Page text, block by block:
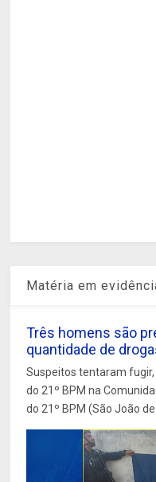
Matéria em
Três homens são
quantidade de
Suspeitos tentaram
do 21º BPM na
do 21º BPM (São João de